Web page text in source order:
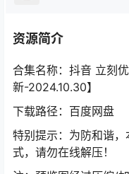
资源简介
合集名称：抖音 立刻
新-2024.10.30】
下载路径：百度网盘
特别提示：为防和谐
式，请勿在线解压！